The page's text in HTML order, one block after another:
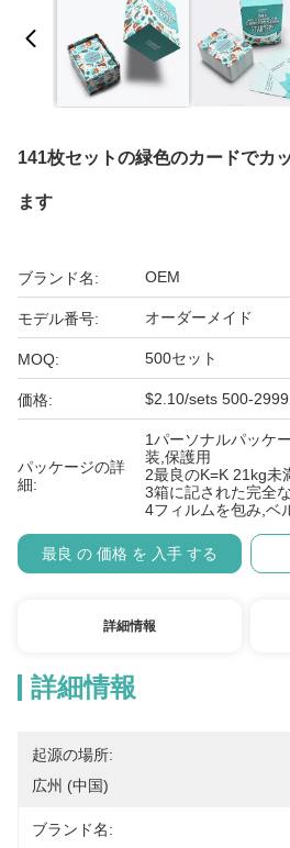
141枚セットの緑色のカードでカ
ます
ブランド名: OEM
モデル番号: オーダーメイド
MOQ: 500セット
価格: $2.10/sets 500-
パッケージの詳
細:
1パーソナルパッケ
装,保護用
2最良のK=K 21kg未
3箱に記された完全
4フィルムを包み,ベ
最良 の 価格 を 入手 する
詳細情報
詳細情報
起源の場所:
広州 (中国)
ブランド名: